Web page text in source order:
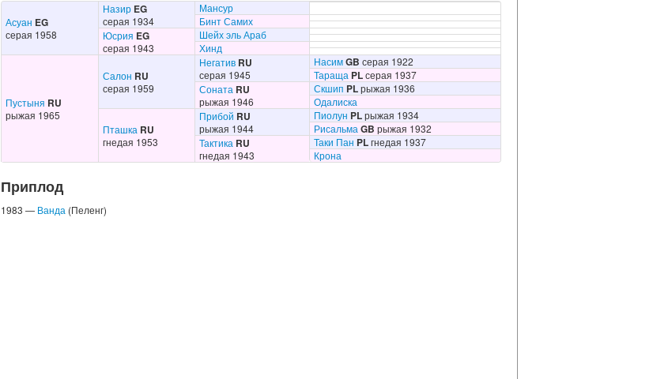
Асуан EG
серая 1958
Назир EG
серая 1934
Мансур
Бинт Самих
Юсрия EG
серая 1943
Шейх эль Араб
Хинд
Пустыня RU
рыжая 1965
Салон RU
серая 1959
Негатив RU
серая 1945
НасимGB серая 1922
Тараща PLсерая 1937
Соната RU
рыжая 1946
Скшип PLрыжая 1936
Одалиска
Пташка RU
гнедая 1953
Прибой RU
рыжая 1944
Пиолун PLрыжая 1934
Рисальма GB рыжая 1932
Тактика RU
гнедая 1943
Таки Пан PLгнедая 1937
Крона
Приплод
1983 — Ванда (Пеленг)